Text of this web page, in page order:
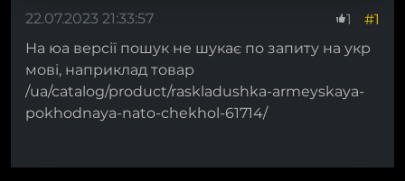
#1
1
22.07.2023 21:33:57
На юа версії пошук не шукає по запиту на укр
мові, наприклад товар
/ua/catalog/product/raskladushka-armeyskaya-
pokhodnaya-nato-chekhol-61714/